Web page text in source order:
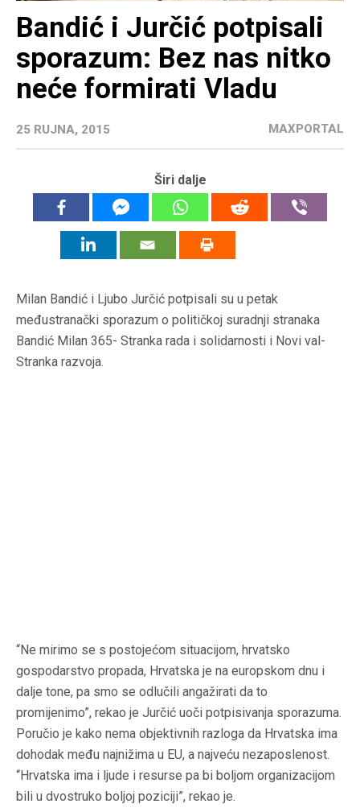
Bandić i Jurčić potpisali
sporazum: Bez nas nitko
neće formirati Vladu
25 RUJNA, 2015 MAXPORTAL
Širi dalje
Milan Bandić i Ljubo Jurčić potpisali su u petak
međustranački sporazum o političkoj suradnji stranaka
Bandić Milan 365- Stranka rada i solidarnosti i Novi val-
Stranka razvoja.
“Ne mirimo se s postojećom situacijom, hrvatsko
gospodarstvo propada, Hrvatska je na europskom dnu i
dalje tone, pa smo se odlučili angažirati da to
promijenimo”, rekao je Jurčić uoči potpisivanja sporazuma.
Poručio je kako nema objektivnih razloga da Hrvatska ima
dohodak među najnižima u EU, a najveću nezaposlenost.
“Hrvatska ima i ljude i resurse pa bi boljom organizacijom
bili u dvostruko boljoj poziciji”, rekao je.